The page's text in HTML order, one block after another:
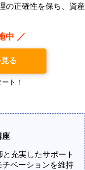
の正確性を保ち、資産
中 ／
る
ト！
座
と充実したサポート
ベーションを維持